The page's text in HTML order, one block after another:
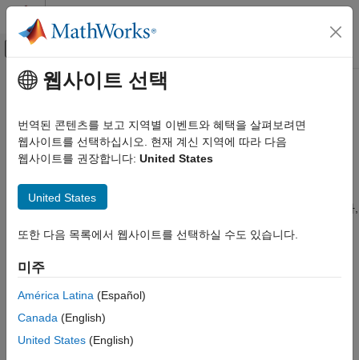
콘텐츠로 바로 가기
오프캔버스 탐색 메뉴 토글
문서 홈
Image Processing Toolbox
표시 및 탐색
카테고리
2차원 영상 표시하기
3차원 볼륨 영상 표시하기
그리기
대화형 방식 툴 작성하기
주요 콘텐츠
3차원 볼륨 영상 표시하기
볼륨 영상을 3차원 렌더링 또는 2차원 단면으로 표시하고,
렌더링을 조정하여 볼륨 내부 특징을 더 명확하게 표현
수 있습니다. 볼륨 내부 특징을 더 명확하게 표현하기 위해 장면
내에서 카메라 위치를 이동하거나, 데이터의 투명도를 조정하거나,
표시하여 내부 특징을 드러낼 수도 있습니다. 자세한 내용은
참조하십시오.
데이터를 표시하고 탐색할 수 있습니다.
데이터를 대화형 방식으로 검토하는 데 사용할 수 있는 툴이
웹사이트 선택
번역된 콘텐츠를 보고 지역별 이벤트와 혜택을 살펴보려면
웹사이트를 선택하십시오. 현재 계신 지역에 따라 다음
웹사이트를 권장합니다: United States
United States
또한 다음 목록에서 웹사이트를 선택하실 수도 있습니다.
미주
América Latina (Español)
Canada (English)
United States (English)